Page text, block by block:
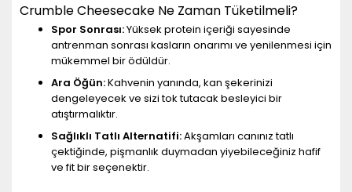
Crumble Cheesecake Ne Zaman Tüketilmeli?
Spor Sonrası:Yüksek protein içeriği sayesinde
antrenman sonrası kasların onarımı ve yenilenmesi için
mükemmel bir ödüldür.
Ara Öğün:Kahvenin yanında, kan şekerinizi
dengeleyecek ve sizi tok tutacak besleyici bir
atıştırmalıktır.
Sağlıklı Tatlı Alternatifi:Akşamları canınız tatlı
çektiğinde, pişmanlık duymadan yiyebileceğiniz hafif
ve fit bir seçenektir.